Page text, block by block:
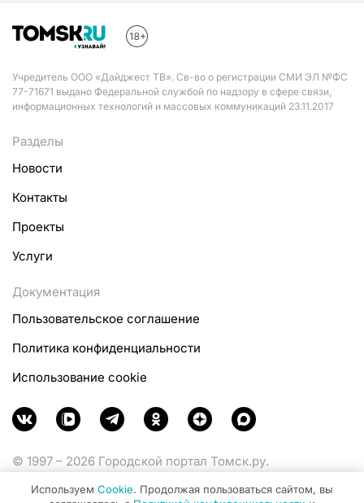
Учредитель ООО «Дайджест ТВ». Св-во о регистрации СМИ ЭЛ №ФС
77-71671 выдано Федеральной службой по надзору в сфере связи,
информационных технологий и массовых коммуникаций 23.11.2017
Разделы
Новости
Контакты
Проекты
Услуги
Документация
Пользовательское соглашение
Политика конфиденциальности
Использование cookie
© 1997 – 2026 Городской портал Томск.ру.
Министерства цифрового развития, связи и массовых
Используем Cookie. Продолжая пользоваться сайтом, вы